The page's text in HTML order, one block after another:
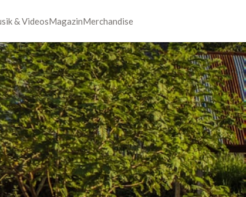
& VideosMagazinMerchandise